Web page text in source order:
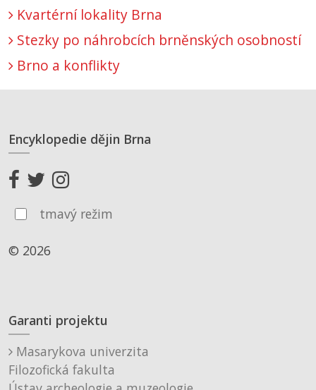
Kvartérní lokality Brna
Stezky po náhrobcích brněnských osobností
Brno a konflikty
Encyklopedie dějin Brna
tmavý režim
© 2026
Garanti projektu
Masarykova univerzita
Filozofická fakulta